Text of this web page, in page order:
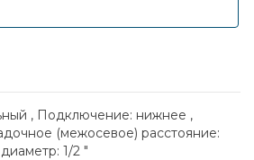
, Подключение: нижнее ,
(межосевое) расстояние:
1/2 "